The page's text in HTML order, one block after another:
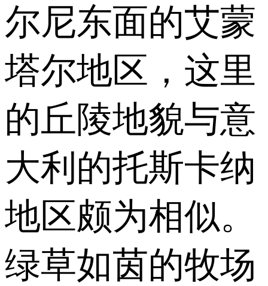
尔尼东面的艾蒙
塔尔地区，这里
的丘陵地貌与意
大利的托斯卡纳
地区颇为相似。
绿草如茵的牧场